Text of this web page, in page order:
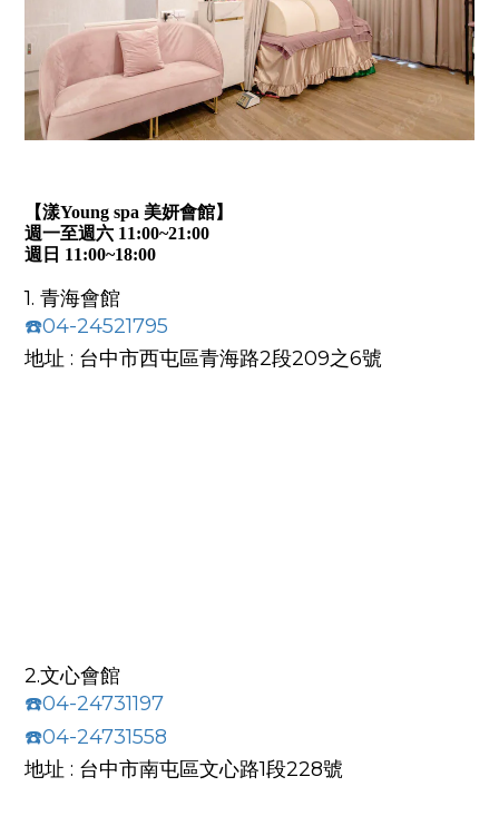
【漾Young spa 美妍會館】
週一至週六 11:00~21:00
週日 11:00~18:00
1. 青海會館
☎️04-24521795
地址 : 台中市西屯區青海路2段209之6號
2.文心會館
☎️04-24731197
☎️04-24731558
地址 : 台中市南屯區文心路1段228號